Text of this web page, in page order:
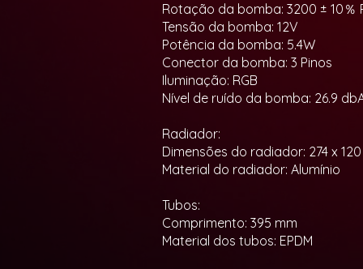
Rotação da bomba: 3200 ± 10％
Tensão da bomba: 12V
Potência da bomba: 5.4W
Conector da bomba: 3 Pinos
Iluminação: RGB
Nível de ruído da bomba: 26.9
Radiador:
Dimensões do radiador: 274 x
Material do radiador: Alumínio
Tubos:
Comprimento: 395 mm
Material dos tubos: EPDM